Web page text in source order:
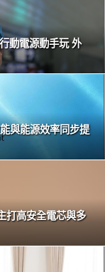
動電源動手玩 外
與能源效率同步提
打高安全電芯與多